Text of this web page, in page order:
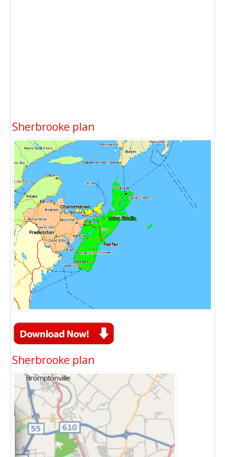
Sherbrooke plan
Sherbrooke plan